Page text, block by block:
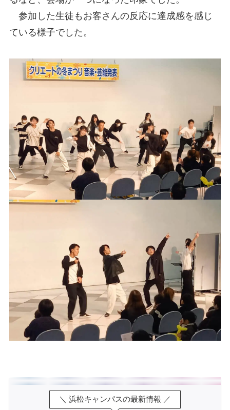
参加した生徒もお客さんの反応に達成感を感じ
ている様子でした。
＼ 浜松キャンパスの最新情報 ／